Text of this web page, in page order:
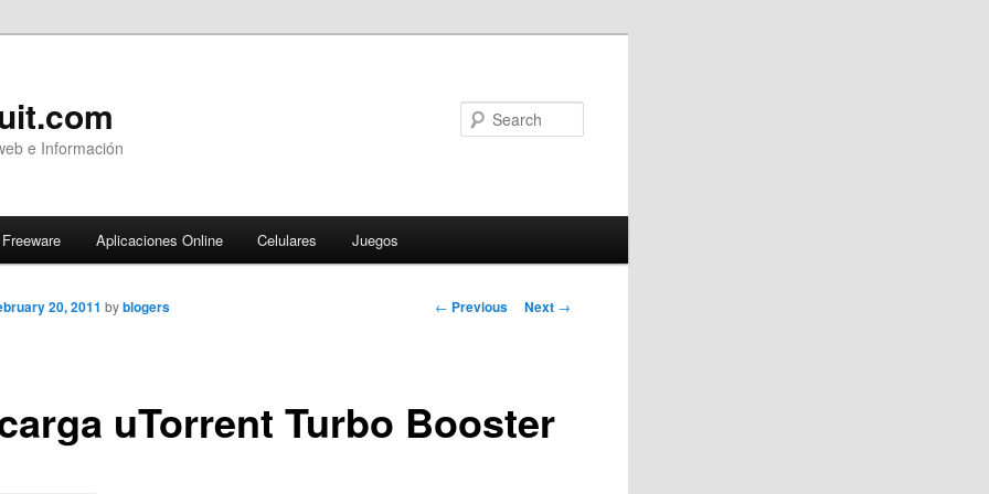
e Información
Freeware Aplicaciones Online Celulares Juegos
Post
← Previous Next →
uTorrent Turbo Booster
20, 2011 byblogers